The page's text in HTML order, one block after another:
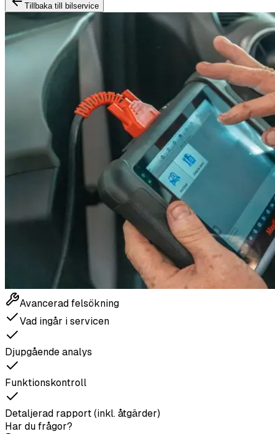
Tillbaka till bilservice
Avancerad felsökning
Vad ingår i servicen
Djupgående analys
Funktionskontroll
Detaljerad rapport (inkl. åtgärder)
Har du frågor?